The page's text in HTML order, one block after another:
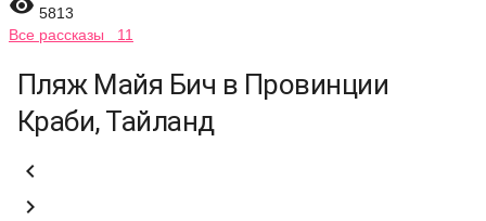
 5813
Все рассказы 11
Пляж Майя Бич в Провинции
Краби, Тайланд

